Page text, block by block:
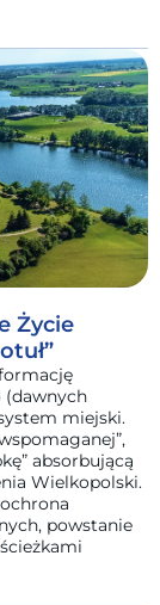
Życie
(dawnych
miejski.
absorbującą
Wielkopolski.
powstanie